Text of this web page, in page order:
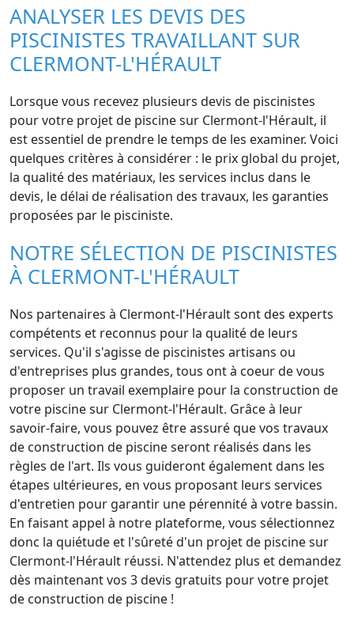
ANALYSER LES DEVIS DES
PISCINISTES TRAVAILLANT SUR
CLERMONT-L'HÉRAULT
Lorsque vous recevez plusieurs devis de piscinistes
pour votre projet de piscine sur Clermont-l'Hérault, il
est essentiel de prendre le temps de les examiner. Voici
quelques critères à considérer : le prix global du projet,
la qualité des matériaux, les services inclus dans le
devis, le délai de réalisation des travaux, les garanties
proposées par le pisciniste.
NOTRE SÉLECTION DE PISCINISTES
À CLERMONT-L'HÉRAULT
Nos partenaires à Clermont-l'Hérault sont des experts
compétents et reconnus pour la qualité de leurs
services. Qu'il s'agisse de piscinistes artisans ou
d'entreprises plus grandes, tous ont à coeur de vous
proposer un travail exemplaire pour la construction de
votre piscine sur Clermont-l'Hérault. Grâce à leur
savoir-faire, vous pouvez être assuré que vos travaux
de construction de piscine seront réalisés dans les
règles de l'art. Ils vous guideront également dans les
étapes ultérieures, en vous proposant leurs services
d'entretien pour garantir une pérennité à votre bassin.
En faisant appel à notre plateforme, vous sélectionnez
donc la quiétude et l'sûreté d'un projet de piscine sur
Clermont-l'Hérault réussi. N'attendez plus et demandez
dès maintenant vos 3 devis gratuits pour votre projet
de construction de piscine !